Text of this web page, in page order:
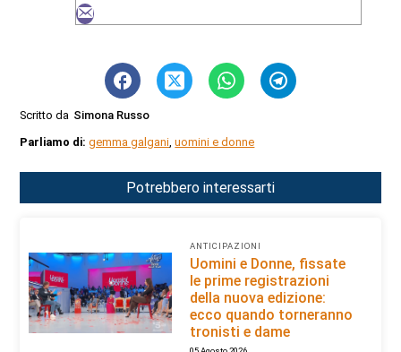
Scritto da Simona Russo
Parliamo di:gemma galgani ,uomini e donne
Potrebbero interessarti
ANTICIPAZIONI
Uomini e Donne, fissate
le prime registrazioni
della nuova edizione:
ecco quando torneranno
tronisti e dame